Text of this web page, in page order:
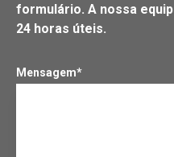
formulário. A nossa
24 horas úteis.
Mensagem*